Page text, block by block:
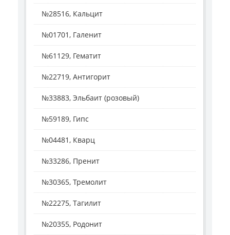
№28516, Кальцит
№01701, Галенит
№61129, Гематит
№22719, Антигорит
№33883, Эльбаит (розовый)
№59189, Гипс
№04481, Кварц
№33286, Пренит
№30365, Тремолит
№22275, Тагилит
№20355, Родонит